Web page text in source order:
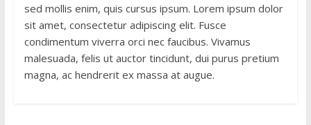
sed mollis enim, quis cursus ipsum. Lorem ipsum dolor
sit amet, consectetur adipiscing elit. Fusce
condimentum viverra orci nec faucibus. Vivamus
malesuada, felis ut auctor tincidunt, dui purus pretium
magna, ac hendrerit ex massa at augue.